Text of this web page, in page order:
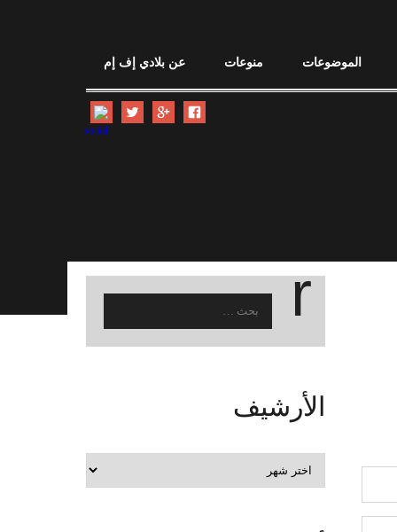
الموضوعات منوعات عن بلادي إف إم
الأرشيف
الأرشيف